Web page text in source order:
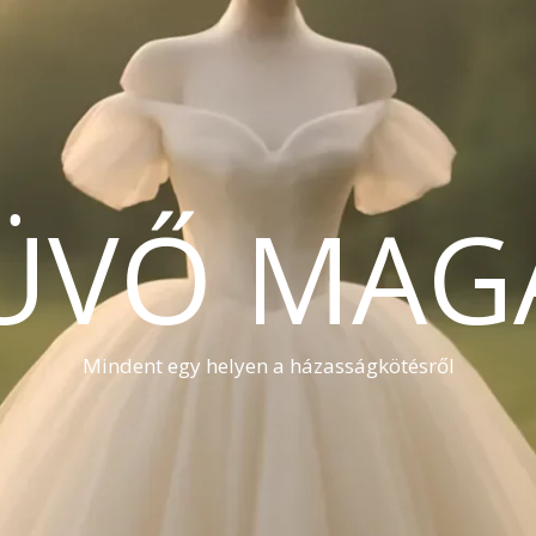
Mindent egy helyen a házasságkötésről